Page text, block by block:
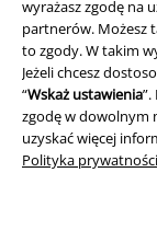
wyrażasz zgodę na
partnerów. Możesz
to zgody. W takim
Jeżeli chcesz
“Wskaż ustawienia
zgodę w dowolnym
uzyskać więcej
Polityka prywatności
Polityka prywatności
Unieszkodliwianie
Deklaracja
Informacje